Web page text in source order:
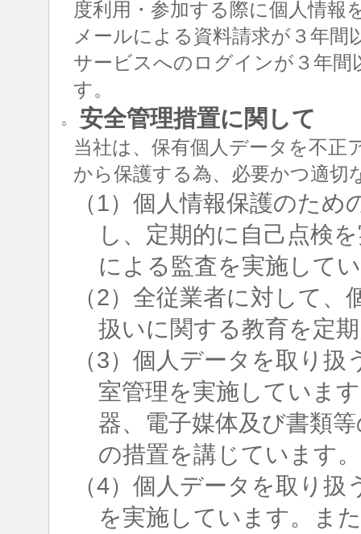
度利用・参加する際に個人情
メールによる資料請求が３年間
サービスへのログインが３年間
す。
○ 安全管理措置に関して
当社は、保有個人データを不正
から保護する為、必要かつ適切
（1）個人情報保護のた
し、定期的に自己点検
による監査を実施して
（2）全従業者に対して
扱いに関する教育を定
（3）個人データを取り
室管理を実施していま
器、電子媒体及び書類
の措置を講じています。
（4）個人データを取り
を実施しています。ま